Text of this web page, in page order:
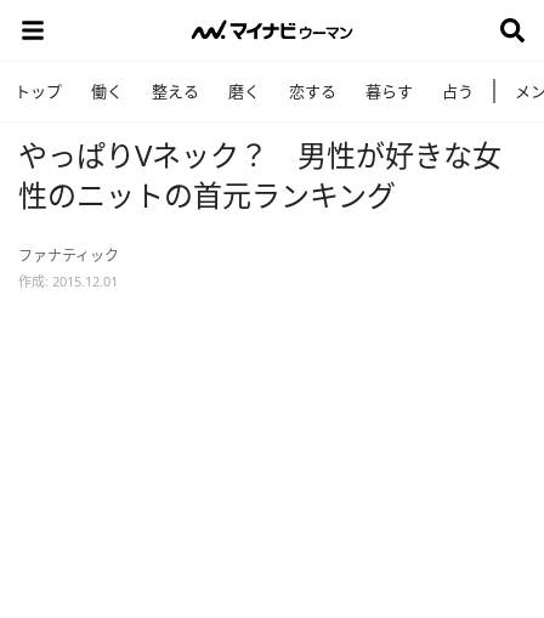
トップ 働く 整える 磨く 恋する 暮らす 占う メ
やっぱりVネック？ 男性が好きな女
性のニットの首元ランキング
ファナティック
作成: 2015.12.01